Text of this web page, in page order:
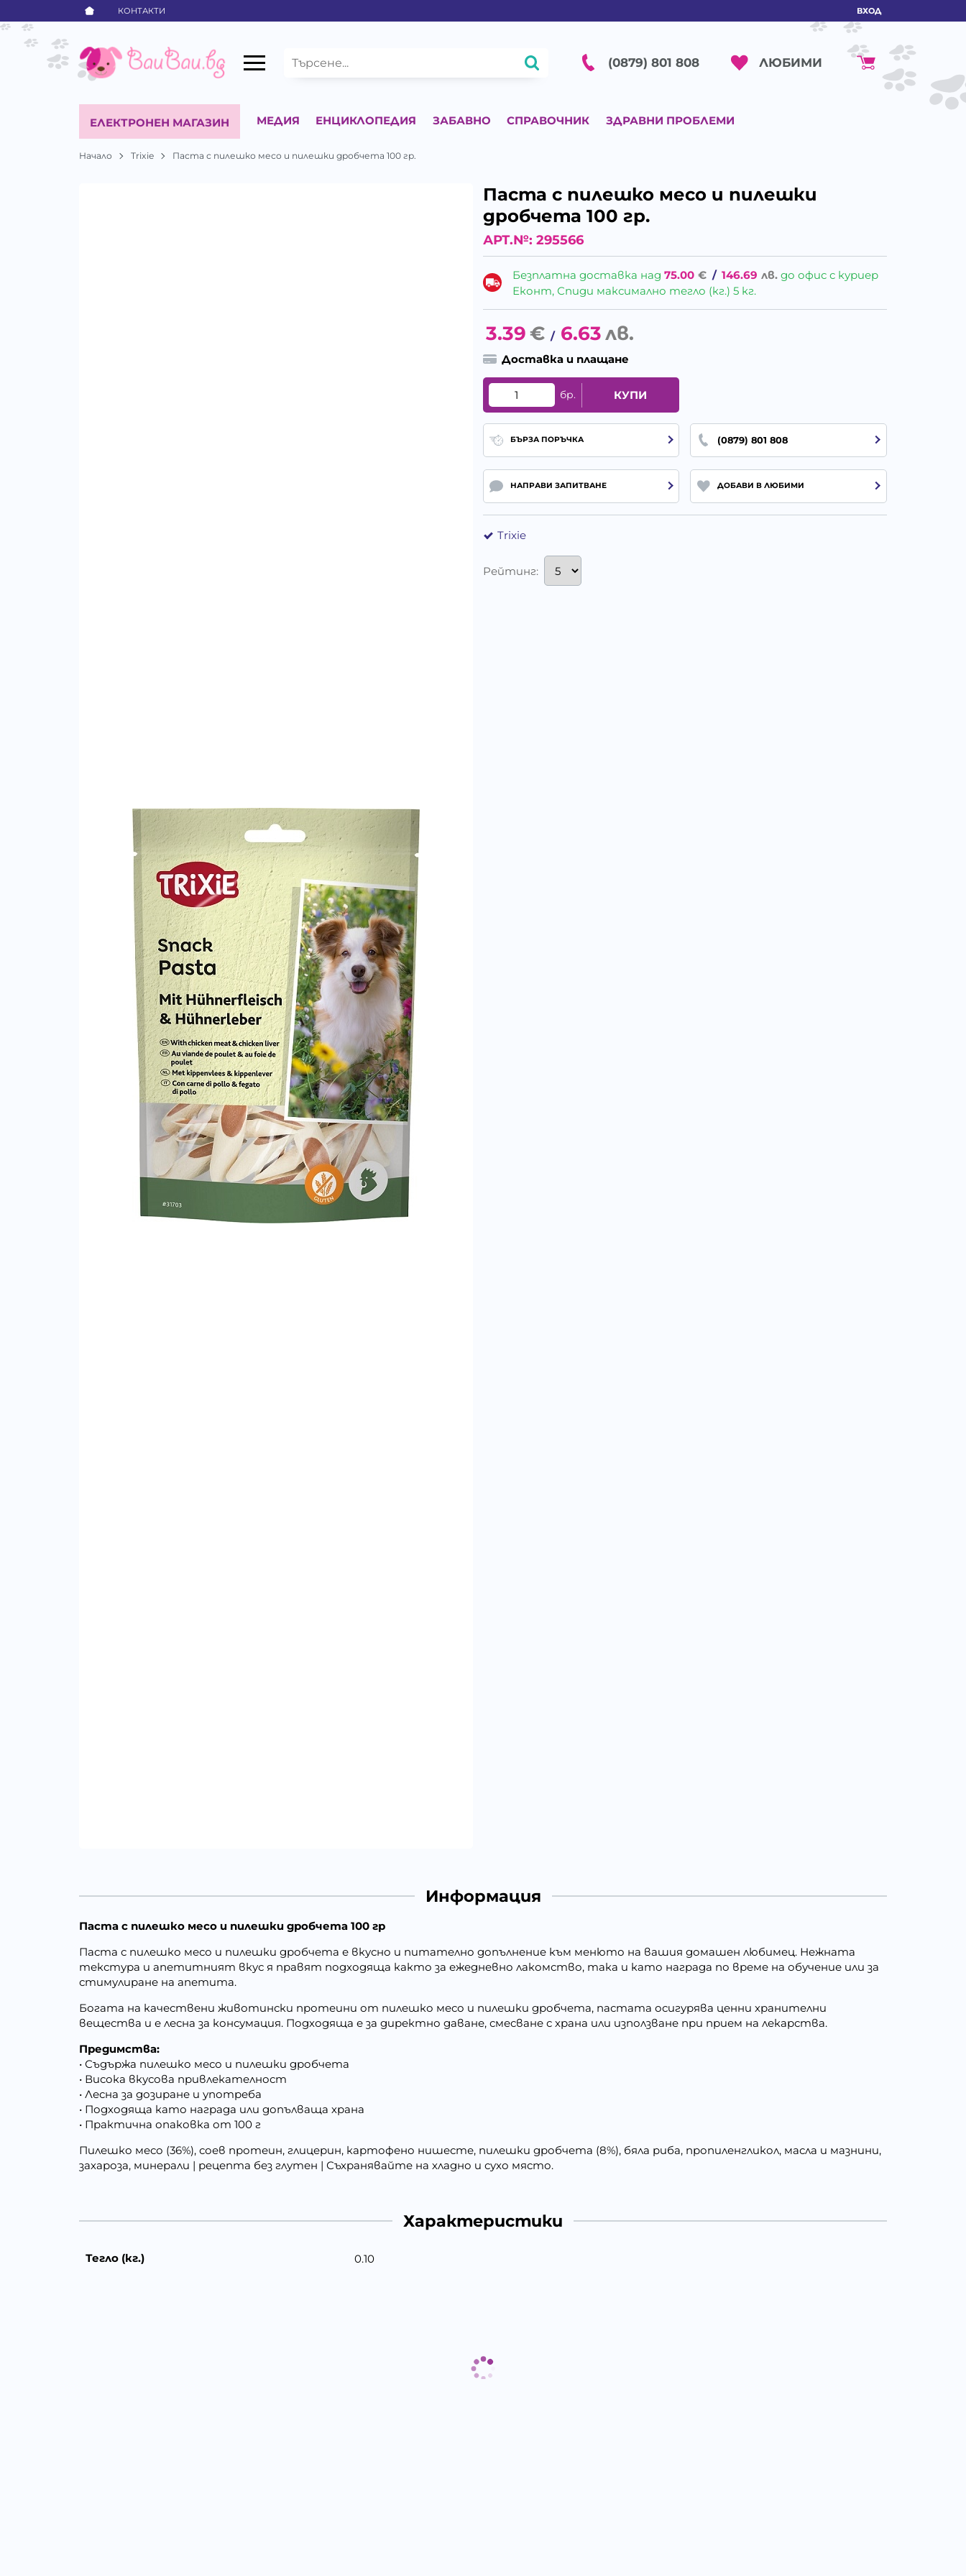
КОНТАКТИ ВХОД
(0879) 801 808 ЛЮБИМИ
ЕЛЕКТРОНЕН МАГАЗИН МЕДИЯ ЕНЦИКЛОПЕДИЯ ЗАБАВНО СПРАВОЧНИК ЗДРАВНИ ПРОБЛЕМИ
Начало Trixie Паста с пилешко месо и пилешки дробчета 100 гр.
Паста с пилешко месо и пилешки
дробчета 100 гр.
АРТ.№: 295566
Безплатна доставка над75.00 € / 146.69 лв. до офис с куриер
Еконт, Спиди максимално тегло (кг.) 5 кг.
3.39€ / 6.63лв.
Доставка и плащане
бр. КУПИ
БЪРЗА ПОРЪЧКА (0879) 801 808
НАПРАВИ ЗАПИТВАНЕ ДОБАВИ В ЛЮБИМИ
Trixie
Рейтинг:
Информация
Паста с пилешко месо и пилешки дробчета 100 гр
Паста с пилешко месо и пилешки дробчета е вкусно и питателно допълнение към менюто на вашия домашен любимец. Нежната
текстура и апетитният вкус я правят подходяща както за ежедневно лакомство, така и като награда по време на обучение или за
стимулиране на апетита.
Богата на качествени животински протеини от пилешко месо и пилешки дробчета, пастата осигурява ценни хранителни
вещества и е лесна за консумация. Подходяща е за директно даване, смесване с храна или използване при прием на лекарства.
Предимства:
• Съдържа пилешко месо и пилешки дробчета
• Висока вкусова привлекателност
• Лесна за дозиране и употреба
• Подходяща като награда или допълваща храна
• Практична опаковка от 100 г
Пилешко месо (36%), соев протеин, глицерин, картофено нишесте, пилешки дробчета (8%), бяла риба, пропиленгликол, масла и мазнини,
захароза, минерали | рецепта без глутен | Съхранявайте на хладно и сухо място.
Характеристики
Тегло (кг.) 0.10